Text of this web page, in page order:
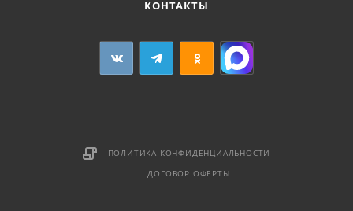
КОНТАКТЫ
ПОЛИТИКА КОНФИДЕНЦИАЛЬНОСТИ
ДОГОВОР ОФЕРТЫ